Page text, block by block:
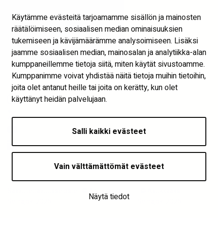
Käytämme evästeitä tarjoamamme sisällön ja mainosten
räätälöimiseen, sosiaalisen median ominaisuuksien
tukemiseen ja kävijämäärämme analysoimiseen. Lisäksi
jaamme sosiaalisen median, mainosalan ja analytiikka-alan
kumppaneillemme tietoja siitä, miten käytät sivustoamme.
Kumppanimme voivat yhdistää näitä tietoja muihin tietoihin,
joita olet antanut heille tai joita on kerätty, kun olet
käyttänyt heidän palvelujaan.
Salli kaikki evästeet
Vain välttämättömät evästeet
Näytä tiedot
Visit Seinäjoki
Näytä evästeasetukset
Seuraa meitä
Saavutettavuusseloste | © Asukkaaksi –